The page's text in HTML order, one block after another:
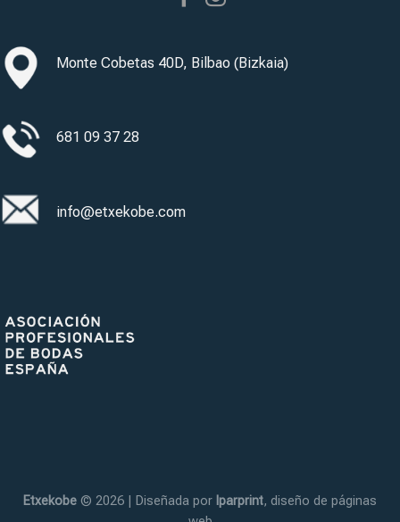
Monte Cobetas 40D, Bilbao (Bizkaia)
681 09 37 28
info@etxekobe.com
Etxekobe © 2026 | Diseñada por Iparprint, diseño de páginas